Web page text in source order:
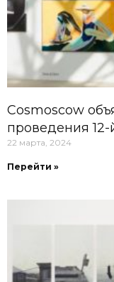
Cosmoscow
проведения
22 марта, 2024
Перейти »